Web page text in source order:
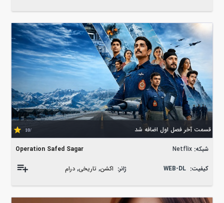
قسمت آخر فصل اول اضافه شد /10
Operation Safed Sagar شبکه: Netflix
کیفیت: WEB-DL ژانر: اکشن, تاریخی, درام